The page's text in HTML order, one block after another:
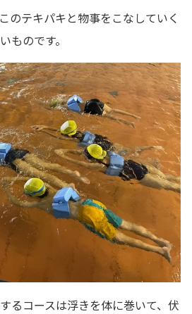
のテキパキと物事をこなしていく
ものです。
るコースは浮きを体に巻いて、伏